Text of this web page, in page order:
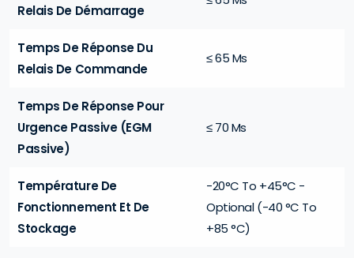
Relais De Démarrage
Temps De Réponse Du
Relais De Commande
≤ 65 Ms
Temps De Réponse Pour
Urgence Passive (EGM
Passive)
≤ 70 Ms
Température De
Fonctionnement Et De
Stockage
-20°C To +45°C -
Optional (-40 °C To
+85 °C)